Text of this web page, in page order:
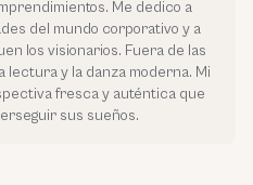
Me dedico a
del mundo corporativo y a
los visionarios. Fuera de las
lectura y la danza moderna. Mi
fresca y auténtica que
sus sueños.